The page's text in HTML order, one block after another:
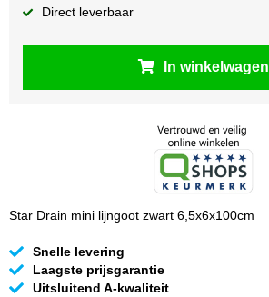
Direct leverbaar
In winkelwagen
Star Drain mini lijngoot zwart 6,5x6x100cm
Snelle levering
Laagste prijsgarantie
Uitsluitend A-kwaliteit